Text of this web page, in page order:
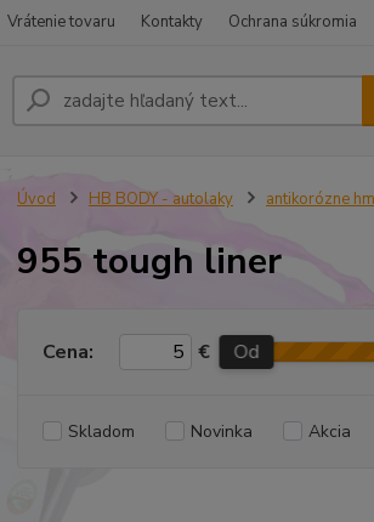
Vrátenie tovaru Kontakty Ochrana súkromia
Úvod HB BODY - autolaky antikorózne
955 tough liner
Cena: € Od
Skladom Novinka Akcia